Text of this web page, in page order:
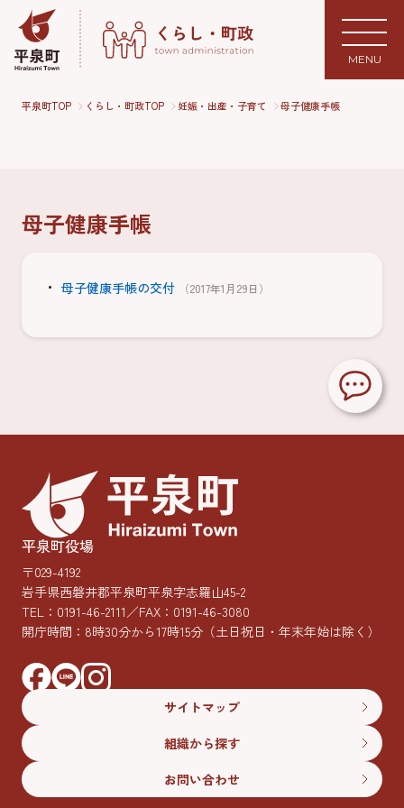
MENU
平泉町TOP くらし・町政TOP 妊娠・出産・子育て 母子健康手帳
母子健康手帳
母子健康手帳の交付 （2017年1月29日）
平泉町役場
〒029-4192
岩手県西磐井郡平泉町平泉字志羅山45-2
TEL： 0191-46-2111／FAX：0191-46-3080
開庁時間：8時30分から17時15分 （土日祝日・年末年始は除く）
サイトマップ
組織から探す
お問い合わせ